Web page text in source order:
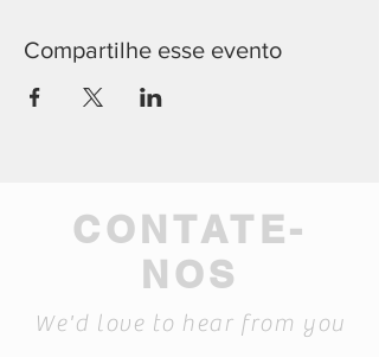
Compartilhe esse evento
CONTATE-
NOS
We'd love to hear from you